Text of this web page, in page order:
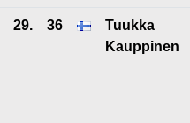
29. 36
Tuukka
Kauppinen